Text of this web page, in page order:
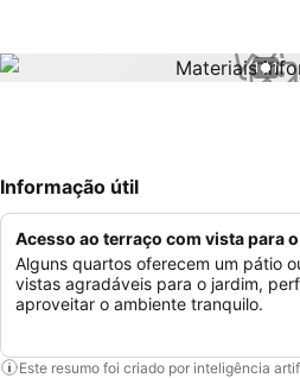
1 / 1
Informação útil
Acesso ao terraço com vista para
Alguns quartos oferecem um pátio
vistas agradáveis para o jardim,
aproveitar o ambiente tranquilo.
Este resumo foi criado por inteligência